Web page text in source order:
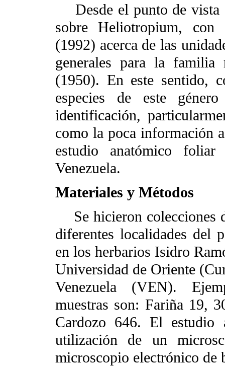
Desde el punto de vista
sobre Heliotropium,
(1992) acerca de las
generales para la
(1950). En este sentido,
especies de este
identificación,
como la poca información
estudio anatómico
Venezuela.
Materiales y Métodos
Se hicieron colecciones
diferentes localidades del
en los herbarios Isidro
Universidad de Oriente
Venezuela (VEN).
muestras son: Fariña 19,
Cardozo 646. El estudio
utilización de un
microscopio electrónico